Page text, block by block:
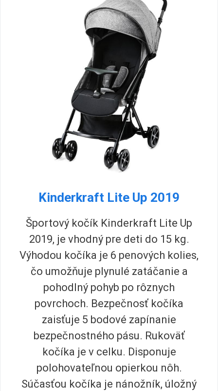
Kinderkraft Lite Up 2019
Športový kočík Kinderkraft Lite Up
2019, je vhodný pre deti do 15 kg.
Výhodou kočíka je 6 penových kolies,
čo umožňuje plynulé zatáčanie a
pohodlný pohyb po rôznych
povrchoch. Bezpečnosť kočíka
zaisťuje 5 bodové zapínanie
bezpečnostného pásu. Rukoväť
kočíka je v celku. Disponuje
polohovateľnou opierkou nôh.
Súčasťou kočíka je nánožník, úložný